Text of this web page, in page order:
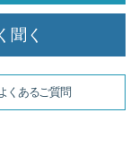
聞く
くあるご質問